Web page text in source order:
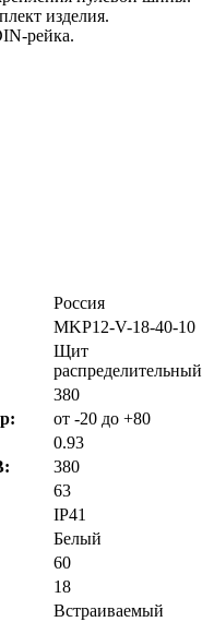
изделия.
рейка.
Россия
MKP12-V-18-40-10
Щит
распределительный
380
от -20 до +80
0.93
380
63
IP41
Белый
60
18
Встраиваемый